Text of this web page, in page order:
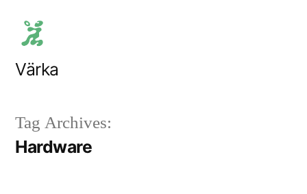
content
Värka
Tag Archives:
Hardware